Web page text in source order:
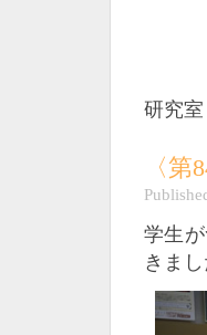
研究
〈第
学生
きまし